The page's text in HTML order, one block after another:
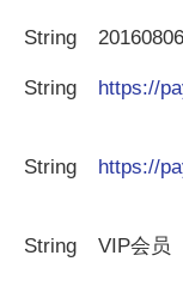
String
String https://
String https://
String VIP会员